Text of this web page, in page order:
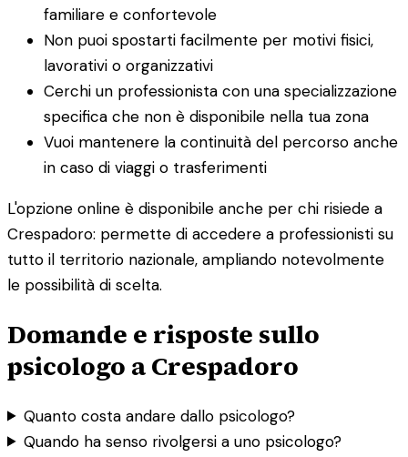
familiare e confortevole
Non puoi spostarti facilmente per motivi fisici,
lavorativi o organizzativi
Cerchi un professionista con una specializzazione
specifica che non è disponibile nella tua zona
Vuoi mantenere la continuità del percorso anche
in caso di viaggi o trasferimenti
L'opzione online è disponibile anche per chi risiede a
Crespadoro: permette di accedere a professionisti su
tutto il territorio nazionale, ampliando notevolmente
le possibilità di scelta.
Domande e risposte sullo
psicologo a Crespadoro
Quanto costa andare dallo psicologo?
Quando ha senso rivolgersi a uno psicologo?